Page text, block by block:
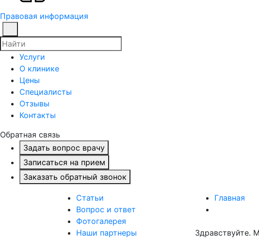
Правовая информация
Услуги
О клинике
Цены
Специалисты
Отзывы
Контакты
Обратная связь
Задать вопрос врачу
Записаться на прием
Заказать обратный звонок
Статьи
Вопрос и ответ
Фотогалерея
Наши партнеры
Главная
Здравствуйте.